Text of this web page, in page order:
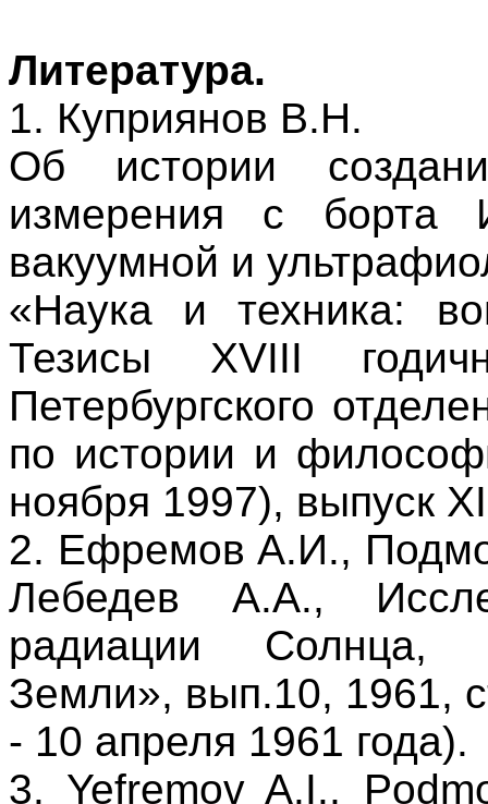
Литература.
1. Куприянов В.Н.
Об истории
измерения с борта
вакуумной и
«Наука и техника:
Тезисы XVIII
Петербургского
по истории и
ноября 1997), выпуск
2. Ефремов А.И.,
Лебедев А.А.,
радиации Солнца,
Земли», вып.10, 1961,
- 10 апреля 1961 года).
3. Yefremov A.I.,